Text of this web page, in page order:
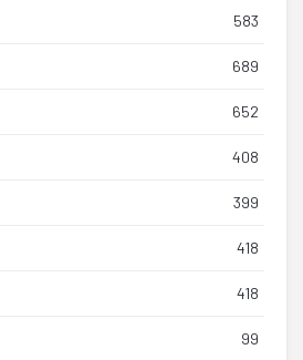
583
689
652
408
399
418
418
99